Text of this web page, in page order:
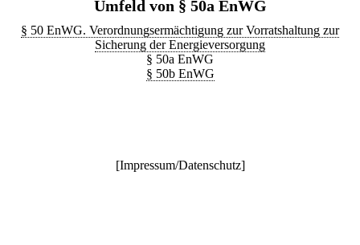
Umfeld von § 50a EnWG
§ 50 EnWG. Verordnungsermächtigung zur Vorratshaltung zur
Sicherung der Energieversorgung
§ 50a EnWG
§ 50b EnWG
[Impressum/Datenschutz]